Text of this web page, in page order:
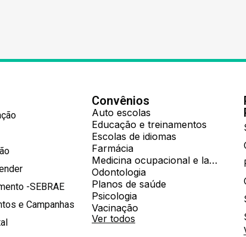
-SEBRAE
e Campanhas
Convênios
Auto escolas
Educação e treinamentos
Escolas de idiomas
Farmácia
Medicina ocupacional e laboratorial
Odontologia
Planos de saúde
Psicologia
Vacinação
Ver todos